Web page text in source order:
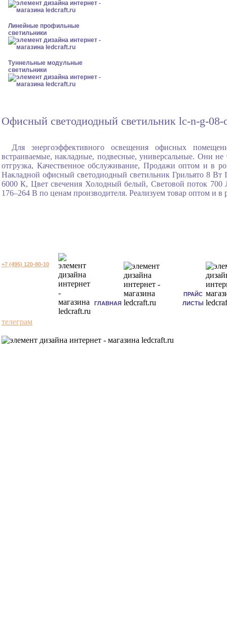
Линейные профильные
светильники
Туннельные модульные
светильники
Офисный светодиодный светильник lc-n-g-08-
Для энергоэффективного освещения офисных
встраиваемые, накладные, подвесные, универсальные. Они
отгрузка, Качественное обслуживание, Продажи оптом и в
Накладной офисный светодиодный светильник Грильято 8
6000 К, Цвет свечения Холодный белый, Световой поток
176–264 В по ценам производителя. Реализуем товар оптом и
+7 (495) 120-80-10
ГЛАВНАЯ
ПРАЙС
ЛИСТЫ
телеграм